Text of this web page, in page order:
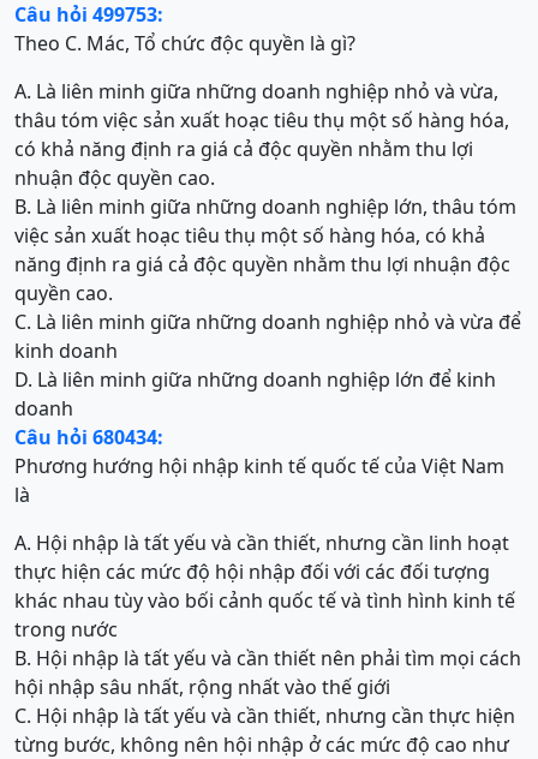
Câu hỏi 499753:
Theo C. Mác, Tổ chức độc quyền là gì?
A. Là liên minh giữa những doanh nghiệp nhỏ và vừa,
thâu tóm việc sản xuất hoạc tiêu thụ một số hàng hóa,
có khả năng định ra giá cả độc quyền nhằm thu lợi
nhuận độc quyền cao.
B. Là liên minh giữa những doanh nghiệp lớn, thâu tóm
việc sản xuất hoạc tiêu thụ một số hàng hóa, có khả
năng định ra giá cả độc quyền nhằm thu lợi nhuận độc
quyền cao.
C. Là liên minh giữa những doanh nghiệp nhỏ và vừa để
kinh doanh
D. Là liên minh giữa những doanh nghiệp lớn để kinh
doanh
Câu hỏi 680434:
Phương hướng hội nhập kinh tế quốc tế của Việt Nam
là
A. Hội nhập là tất yếu và cần thiết, nhưng cần linh hoạt
thực hiện các mức độ hội nhập đối với các đối tượng
khác nhau tùy vào bối cảnh quốc tế và tình hình kinh tế
trong nước
B. Hội nhập là tất yếu và cần thiết nên phải tìm mọi cách
hội nhập sâu nhất, rộng nhất vào thế giới
C. Hội nhập là tất yếu và cần thiết, nhưng cần thực hiện
từng bước, không nên hội nhập ở các mức độ cao như